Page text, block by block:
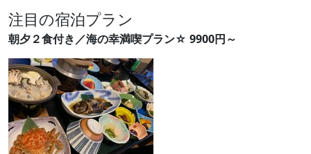
注目の宿泊プラン
朝夕２食付き／海の幸満喫プラン☆ 9900円～